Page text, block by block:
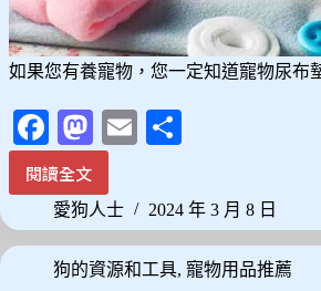
如果您有養寵物，您一定知道寵物尿布
Fa
ce
bo
ok
M
as
to
do
n
E
ail
閱讀全文
2024
最
新
10
款
愛狗人士 2024 年 3 月 8 日
狗的資源和工具, 寵物用品推薦